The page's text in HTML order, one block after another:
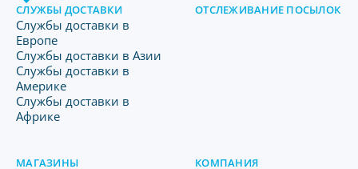
СЛУЖБЫ ДОСТАВКИ
Службы доставки в
Европе
Службы доставки в Азии
Службы доставки в
Америке
Службы доставки в
Африке
ОТСЛЕЖИВАНИЕ ПОСЫЛОК
МАГАЗИНЫ КОМПАНИЯ